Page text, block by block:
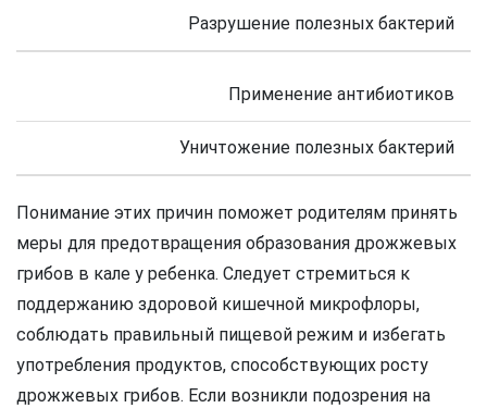
Разрушение полезных бактерий
Применение антибиотиков
Уничтожение полезных бактерий
Понимание этих причин поможет родителям принять
меры для предотвращения образования дрожжевых
грибов в кале у ребенка. Следует стремиться к
поддержанию здоровой кишечной микрофлоры,
соблюдать правильный пищевой режим и избегать
употребления продуктов, способствующих росту
дрожжевых грибов. Если возникли подозрения на